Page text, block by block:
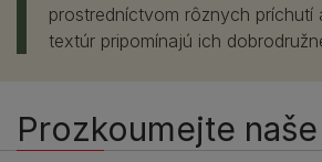
prostredníctvom rôznych príchutí
textúr pripomínajú ich
Prozkoumejte